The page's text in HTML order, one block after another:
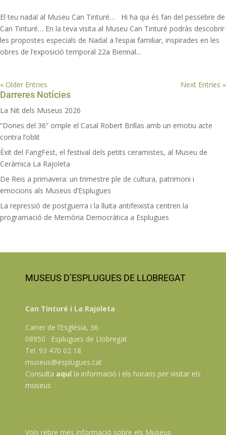
El teu nadal al Museu Can Tinturé… Hi ha qui és fan del pessebre de
Can Tinturé… En la teva visita al Museu Can Tinturé podràs descobrir
les propostes especials de Nadal a l’espai familiar, inspirades en les
obres de l’exposició temporal 22a Biennal...
« Older Entries Next Entries »
Darreres Notícies
La Nit dels Museus 2026
“Dones del 36” omple el Casal Robert Brillas amb un emotiu acte
contra l’oblit
Èxit del FangFest, el festival dels petits ceramistes, al Museu de
Ceràmica La Rajoleta
De Reis a primavera: un trimestre ple de cultura, patrimoni i
emocions als Museus d’Esplugues
La repressió de postguerra i la lluita antifeixista centren la
programació de Memòria Democràtica a Esplugues
MUSEUS D’ESPLUGUES DE LLOBREGAT
Can Tinturé i La Rajoleta
Carrer de l’Església, 36
08950 · Esplugues de Llobregat
Tel. 93 470 02 18
museus@esplugues.cat
Consulta aquíla informació i els horaris per visitar els
museus
Vols rebre més informació sobre els Museus